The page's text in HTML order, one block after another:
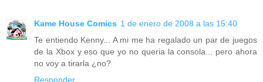
Kame House Comics 1 de enero de 2008 a las 15:40
Te entiendo Kenny... A mi me ha regalado un par de juegos
de la Xbox y eso que yo no queria la consola... pero ahora
no voy a tirarla ¿no?
Responder